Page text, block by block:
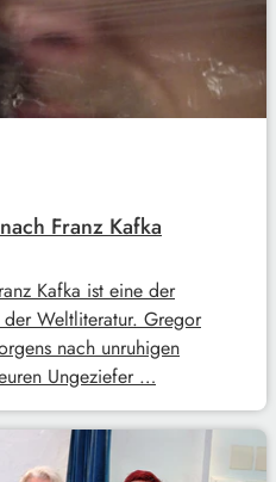
Franz Kafka
Kafka ist eine der
der Weltliteratur. Gregor
nach unruhigen
Ungeziefer …